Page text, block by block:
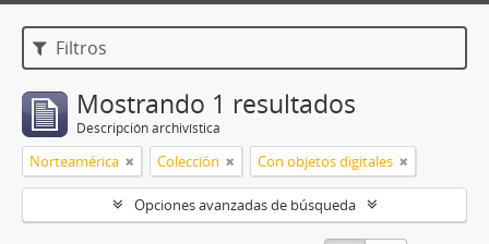
Filtros
Mostrando 1 resultados
Descripción archivística
Norteamérica Colección Con objetos digitales
Opciones avanzadas de búsqueda